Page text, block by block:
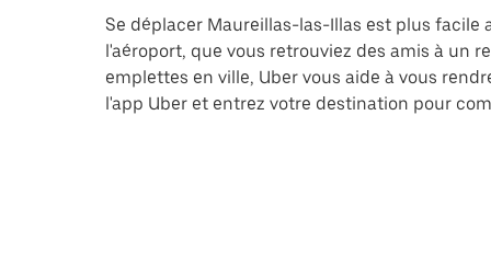
Se déplacer Maureillas-las-Illas est plus facile
l'aéroport, que vous retrouviez des amis à un
emplettes en ville, Uber vous aide à vous
l'app Uber et entrez votre destination pour